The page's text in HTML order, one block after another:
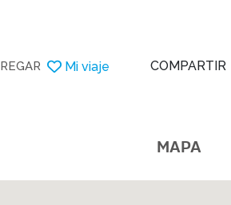
Mi viaje COMPARTIR
MAPA